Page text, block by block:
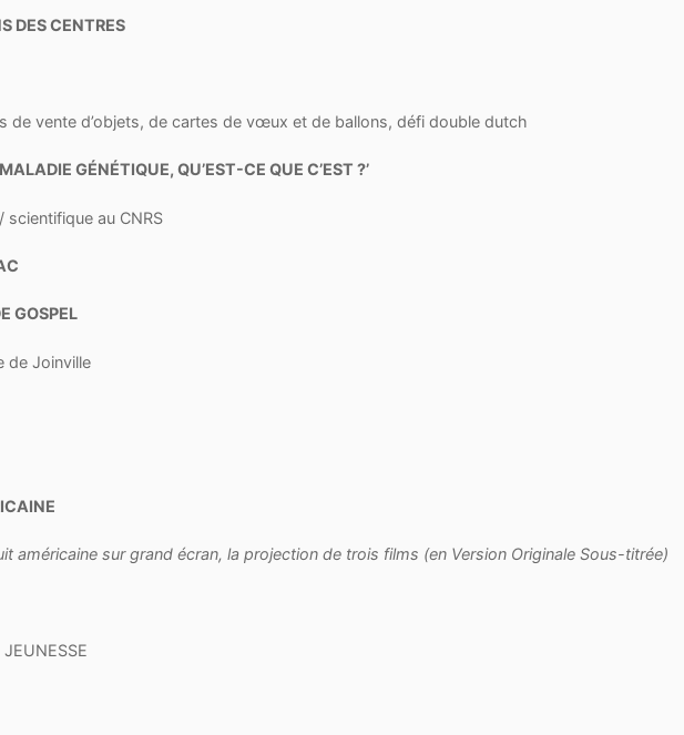
DES CENTRES
de vente d’objets, de cartes de vœux et de ballons, défi double dutch
GÉNÉTIQUE, QU’EST-CE QUE C’EST ?’
scientifique au CNRS
GOSPEL
de Joinville
américaine sur grand écran, la projection de trois films (en Version Originale Sous-titrée)